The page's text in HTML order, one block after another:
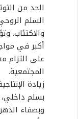
الحد من
السلم
والاكتئاب.
أكبر في
على التزام
المجتمعية.
زيادة
بسلم داخلي،
وبصفاء